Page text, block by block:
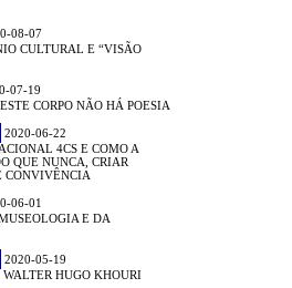
08-07
CULTURAL E “VISÃO
07-19
CORPO NÃO HÁ POESIA
2020-06-22
4CS E COMO A
QUE NUNCA, CRIAR
CONVIVÊNCIA
06-01
E DA
2020-05-19
HUGO KHOURI